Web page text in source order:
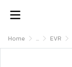
Home ... EVR